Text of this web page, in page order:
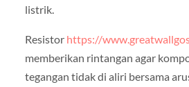
listrik.
Resistor https://
memberikan rintangan agar
tegangan tidak di aliri bersama